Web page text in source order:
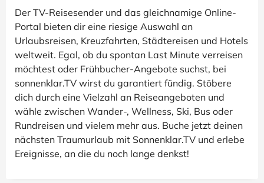
Der TV-Reisesender und das gleichnamige Online-
Portal bieten dir eine riesige Auswahl an
Urlaubsreisen, Kreuzfahrten, Städtereisen und Hotels
weltweit. Egal, ob du spontan Last Minute verreisen
möchtest oder Frühbucher-Angebote suchst, bei
sonnenklar.TV wirst du garantiert fündig. Stöbere
dich durch eine Vielzahl an Reiseangeboten und
wähle zwischen Wander-, Wellness, Ski, Bus oder
Rundreisen und vielem mehr aus. Buche jetzt deinen
nächsten Traumurlaub mit Sonnenklar.TV und erlebe
Ereignisse, an die du noch lange denkst!